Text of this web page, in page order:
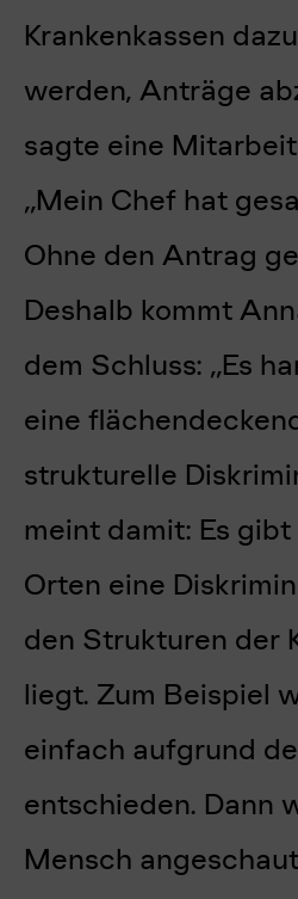
Krankenkassen
werden, Anträge
sagte eine
„Mein Chef hat
Ohne den Antrag
Deshalb kommt
dem Schluss: „Es
eine
strukturelle
meint damit: Es
Orten eine
den Strukturen der
liegt. Zum Beispiel
einfach aufgrund
entschieden. Dann
Mensch